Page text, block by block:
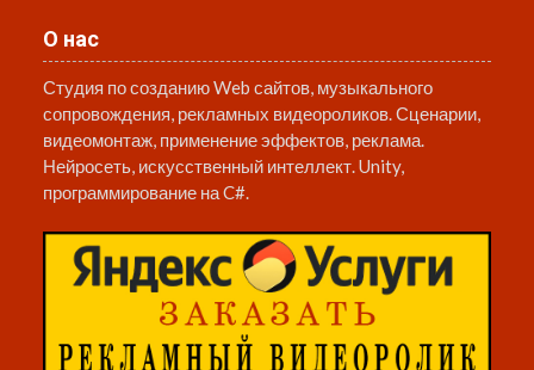
О нас
Студия по созданию Web сайтов, музыкального
сопровождения, рекламных видеороликов. Сценарии,
видеомонтаж, применение эффектов, реклама.
Нейросеть, искусственный интеллект. Unity,
программирование на C#.